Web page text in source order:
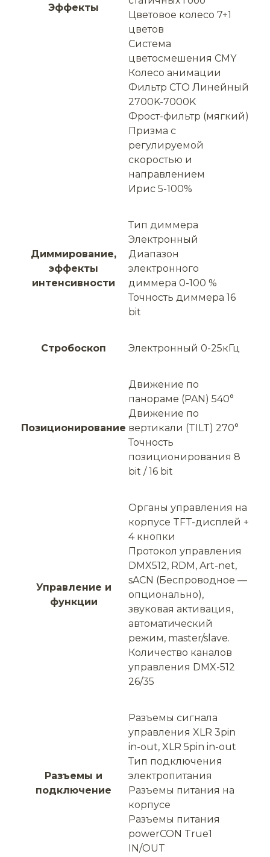
Эффекты
Цветовое колесо 7+1
цветов
Система
цветосмешения CMY
Колесо анимации
Фильтр СТО Линейный
2700K-7000K
Фрост-фильтр (мягкий)
Призма с
регулируемой
скоростью и
направлением
Ирис 5-100%
Диммирование,
эффекты
интенсивности
Тип диммера
Электронный
Диапазон
электронного
диммера 0-100 %
Точность диммера 16
bit
Стробоскоп Электронный 0-25кГц
Позиционирование
Движение по
панораме (PAN) 540°
Движение по
вертикали (TILT) 270°
Точность
позиционирования 8
bit / 16 bit
Управление и
функции
Органы управления на
корпусе TFT-дисплей +
4 кнопки
Протокол управления
DMX512, RDM, Art-net,
sACN (Беспроводное —
опционально),
звуковая активация,
автоматический
режим, master/slave.
Количество каналов
управления DMX-512
26/35
Разъемы и
подключение
Разъемы сигнала
управления XLR 3pin
in-out, XLR 5pin in-out
Тип подключения
электропитания
Разъемы питания на
корпусе
Разъемы питания
powerCON True1
IN/OUT